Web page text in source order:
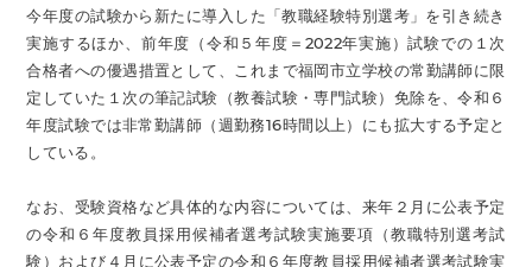
今年度の試験から新たに導入した「教職経験特別選考」を引き続き
実施するほか、前年度（令和５年度＝2022年実施）試験での１次
合格者への優遇措置として、これまで福岡市立学校の常勤講師に限
定していた１次の筆記試験（教養試験・専門試験）免除を、令和６
年度試験では非常勤講師（週勤務16時間以上）にも拡大する予定と
している。
なお、受験資格など具体的な内容については、来年２月に公表予定
の令和６年度教員採用候補者選考試験実施要項（教職特別選考試
験）および４月に公表予定の令和６年度教員採用候補者選考試験実